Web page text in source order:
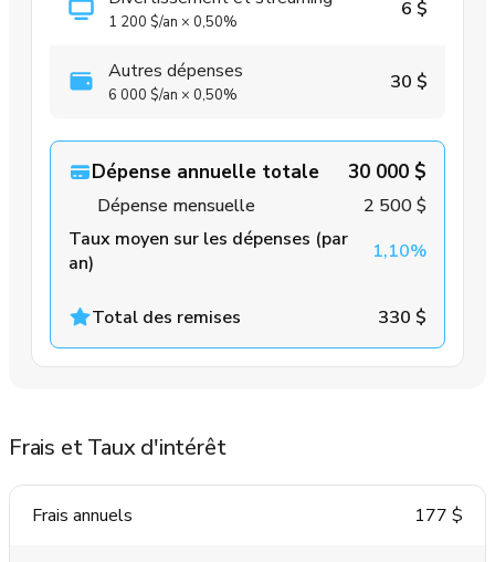
1 200 $/an × 0,50%
6 $
Autres dépenses
6 000 $/an × 0,50%
30 $
Dépense annuelle totale 30 000 $
Dépense mensuelle
2 500 $
Taux moyen sur les dépenses (par
an)
1,10%
Total des remises 330 $
Frais et Taux d'intérêt
Frais annuels 177 $